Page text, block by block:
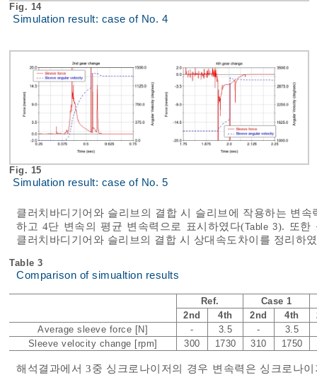
Fig. 14
Simulation result: case of No. 4
Fig. 15
Simulation result: case of No. 5
클러치바디기어와 슬리브의 결합 시 슬리브에 작용하는 변
하고 4단 변속의 평균 변속력으로 표시하였다(Table 3). 또한
클러치바디기어와 슬리브의 결합 시 상대속도차이를 정리하
Table 3
Comparison of simualtion results
Ref.
Case 1
2nd
4th 2nd 4th
Average sleeve force [N]
- 3.5 -
3.5
Sleeve velocity change [rpm]
300 1730 310 1750
해석결과에서 3중 싱크로나이저의 경우 변속력은 싱크로나